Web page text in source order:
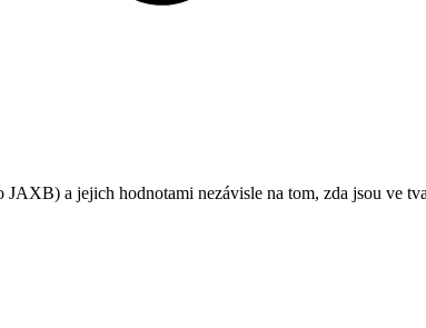
JAXB) a jejich hodnotami nezávisle na tom, zda jsou ve